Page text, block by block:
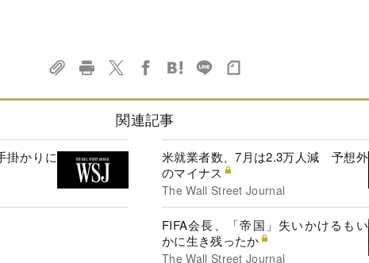
関連記事
掛かりに
米就業者数、7月は2.3万人減 予想外
のマイナス
The Wall Street Journal
FIFA会長、「帝国」失いかけるもい
かに生き残ったか
The Wall Street Journal